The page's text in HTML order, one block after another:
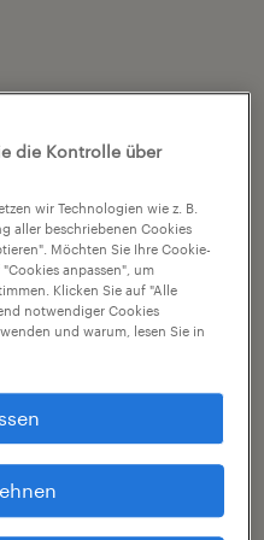
die Kontrolle über
wir Technologien wie z. B.
aller beschriebenen Cookies
Möchten Sie Ihre Cookie-
anpassen", um
Klicken Sie auf "Alle
notwendiger Cookies
und warum, lesen Sie in